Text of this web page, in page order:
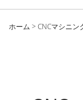
ホーム > CNCマシニン